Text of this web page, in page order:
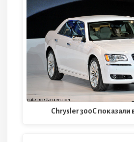
Chrysler 300С показали